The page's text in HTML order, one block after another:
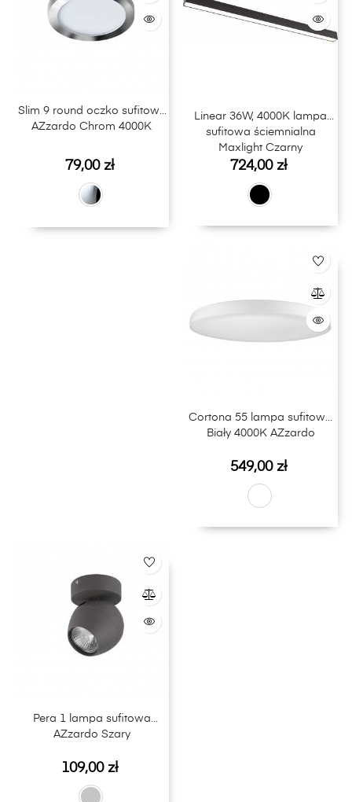
Slim 9 round oczko sufitowe
AZzardo Chrom 4000K
Cena
79,00 zł
Linear 36W, 4000K lampa
sufitowa ściemnialna
Maxlight Czarny
Cena
724,00 zł
Cortona 55 lampa sufitowa
Biały 4000K AZzardo
Cena
549,00 zł
Pera 1 lampa sufitowa
AZzardo Szary
Cena
109,00 zł